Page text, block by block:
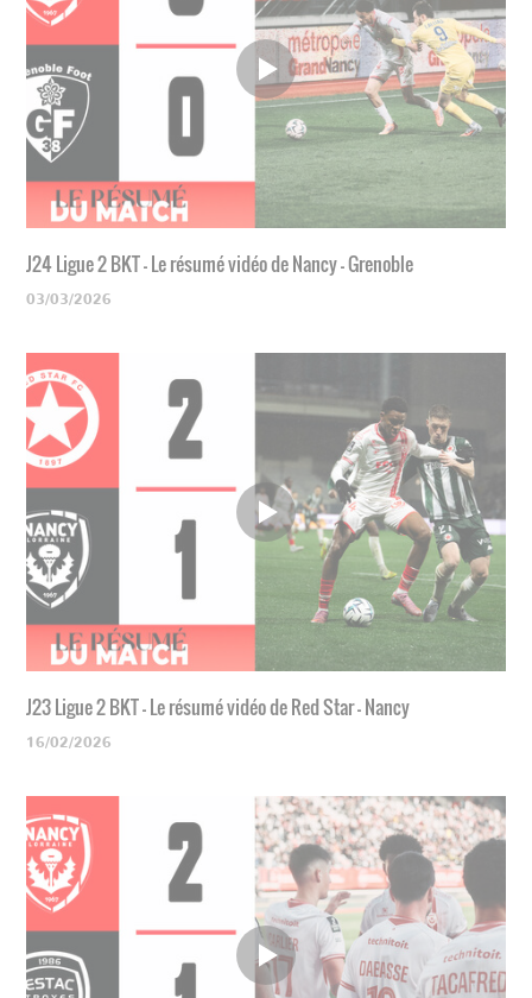
J24 Ligue 2 BKT - Le résumé vidéo de Nancy - Grenoble
03/03/2026
J23 Ligue 2 BKT - Le résumé vidéo de Red Star - Nancy
16/02/2026